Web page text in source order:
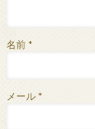
名前 *
メール *